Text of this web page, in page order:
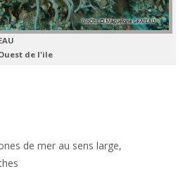
de l'ile
de mer au sens large,